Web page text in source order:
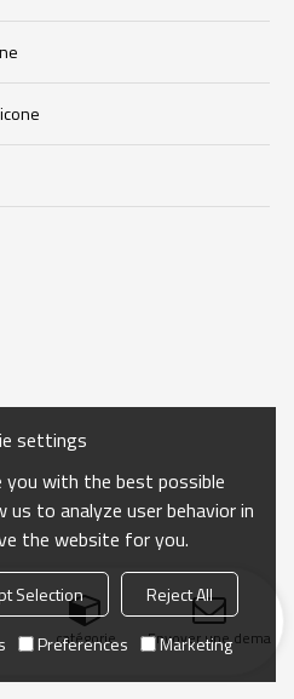
catégorie Envoyer une
settings
you with the best possible
us to analyze user behavior in
the website for you.
Selection
Reject All
Preferences Marketing